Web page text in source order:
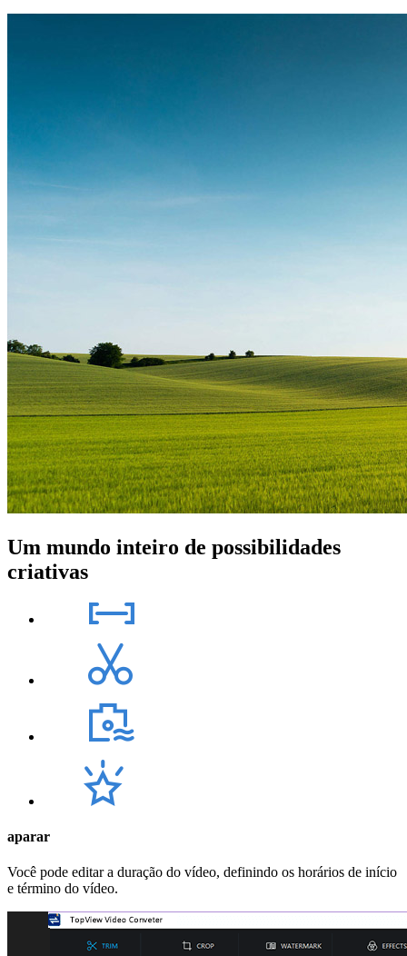
Um mundo inteiro de possibilidades
criativas
aparar
Você pode editar a duração do vídeo, definindo os horários de início
e término do vídeo.